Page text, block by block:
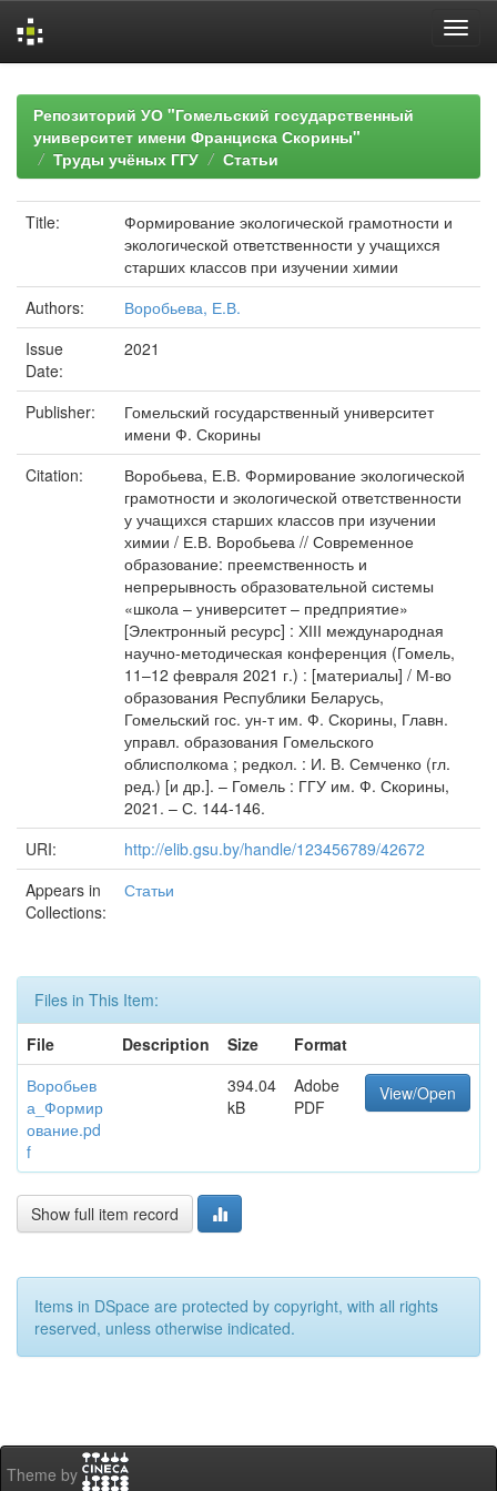
navigationРепозиторий УО "Гомельский государственный
университет имени Франциска Скорины"
Труды учёных ГГУ
Статьи
Title:
Формирование экологической грамотности и
экологической ответственности у учащихся
старших классов при изучении химии
Authors:
Воробьева, Е.В.
Issue
Date:
2021
Publisher:
Гомельский государственный университет
имени Ф. Скорины
Citation:
Воробьева, Е.В. Формирование экологической
грамотности и экологической ответственности
у учащихся старших классов при изучении
химии / Е.В. Воробьева // Современное
образование: преемственность и
непрерывность образовательной системы
«школа – университет – предприятие»
[Электронный ресурс] : ХІІІ международная
научно-методическая конференция (Гомель,
11–12 февраля 2021 г.) : [материалы] / М-во
образования Республики Беларусь,
Гомельский гос. ун-т им. Ф. Скорины, Главн.
управл. образования Гомельского
облисполкома ; редкол. : И. В. Семченко (гл.
ред.) [и др.]. – Гомель : ГГУ им. Ф. Скорины,
2021. – С. 144-146.
URI:
http://elib.gsu.by/handle/123456789/42672
Appears in
Collections:
Статьи
Files in This Item:
File
Description Size
Format
Воробьев
а_Формир
ование.pd
f
394.04
kB
Adobe
PDF
View/Open
Show full item record
Items in DSpace are protected by copyright, with all rights
reserved, unless otherwise indicated.
Theme by